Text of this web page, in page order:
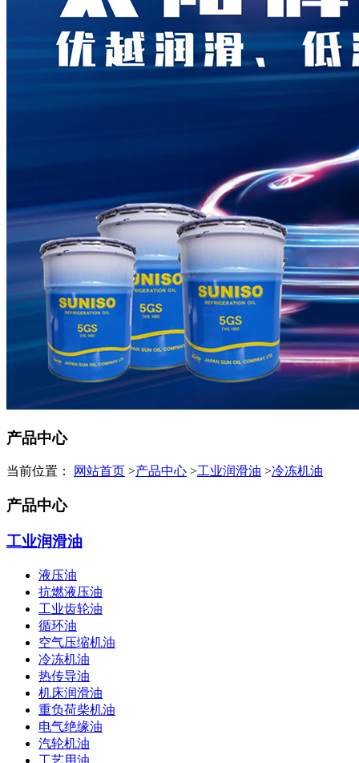
产品中心
当前位置： 网站首页 >产品中心 >工业润滑油 >冷冻机油
产品中心
工业润滑油
液压油
抗燃液压油
工业齿轮油
循环油
空气压缩机油
冷冻机油
热传导油
机床润滑油
重负荷柴机油
电气绝缘油
汽轮机油
工艺用油